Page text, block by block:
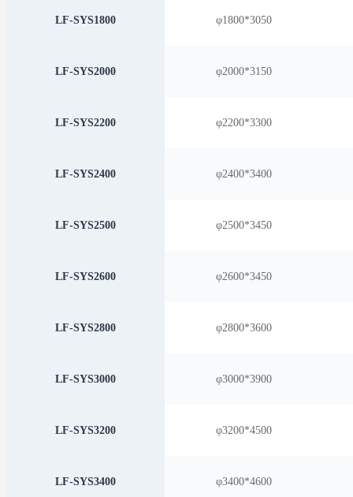
LF-SYS1800 φ1800*3050
LF-SYS2000 φ2000*3150
LF-SYS2200 φ2200*3300
LF-SYS2400 φ2400*3400
LF-SYS2500 φ2500*3450
LF-SYS2600 φ2600*3450
LF-SYS2800 φ2800*3600
LF-SYS3000 φ3000*3900
LF-SYS3200 φ3200*4500
LF-SYS3400 φ3400*4600